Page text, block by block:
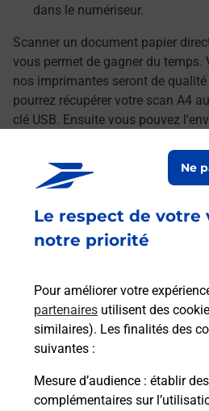
Le respect de votre
notre priorité
Pour améliorer votre
partenaires utilisent des
similaires). Les finalités des
suivantes :
Mesure d’audience : établir
complémentaires sur
Ne
dans le numériseur.
Scanner un document papier
vous permet de gagner du temps.
nos imprimantes seront de
pourrez récupérer votre scan A4
clé USB. Ensuite vous pouvez
Le lien s'ouvre dans un nouvel
En savoir plus